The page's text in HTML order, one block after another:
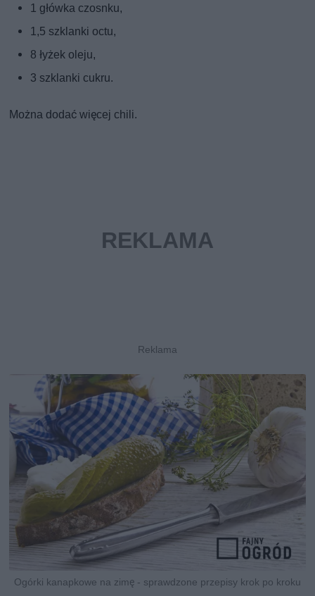
1 główka czosnku,
1,5 szklanki octu,
8 łyżek oleju,
3 szklanki cukru.
Można dodać więcej chili.
Ogórki kanapkowe na zimę - sprawdzone przepisy krok po kroku